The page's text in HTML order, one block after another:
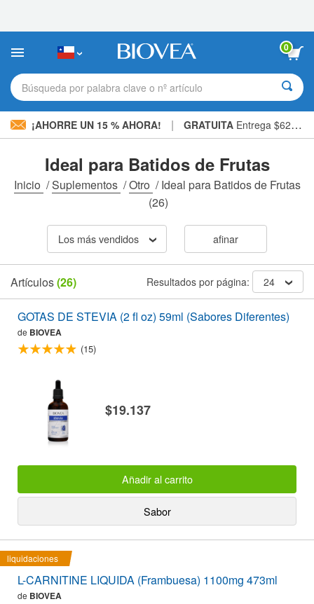
sitio
incluye
sistema
de
0
Búsqueda por palabra clave o nº artículo
¡AHORRE UN 15 % AHORA! | GRATUITA Entrega $62.700 »
Ideal para Batidos de Frutas
Inicio /Suplementos /Otro /Ideal para Batidos de Frutas
(26)
Los más vendidos afinar
Artículos(26) Resultados por página: 24
GOTAS DE STEVIA (2 fl oz) 59ml (Sabores Diferentes)
de BIOVEA
(15)
$19.137
Añadir al carrito
Sabor
liquidaciones
L-CARNITINE LIQUIDA (Frambuesa) 1100mg 473ml
de BIOVEA